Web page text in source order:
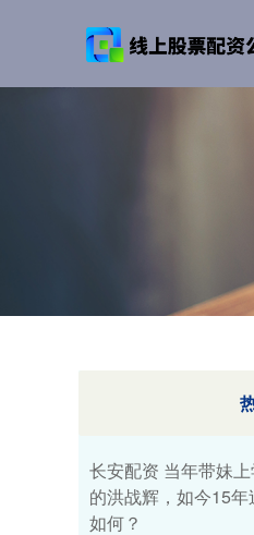
长安配资 当年带妹
的洪战辉，如今15
如何？